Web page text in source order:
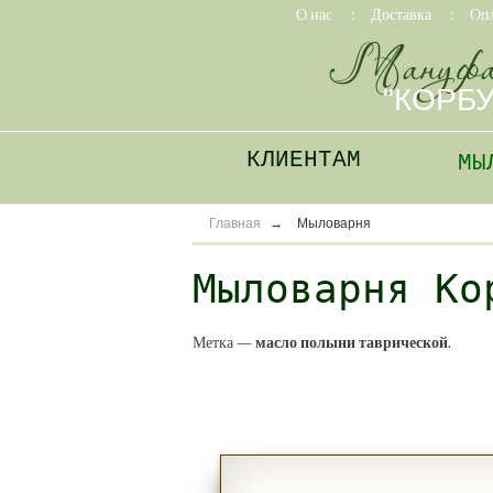
О нас : Доставка :
КЛИЕНТАМ
Главная → Мыловарня
Мыловарня
Метка —масло полыни таврической.